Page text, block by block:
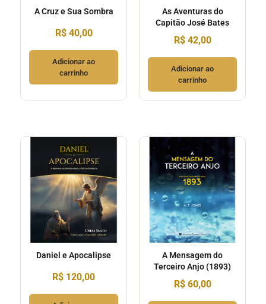
A Cruz e Sua Sombra
R$40,00
Adicionar ao
carrinho
As Aventuras do
Capitão José Bates
R$42,00
Adicionar ao
carrinho
Daniel e Apocalipse
R$ 120,00
A Mensagem do
Terceiro Anjo (1893)
R$60,00